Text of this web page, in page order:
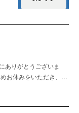
ありがとうございま
お休みをいただき、…